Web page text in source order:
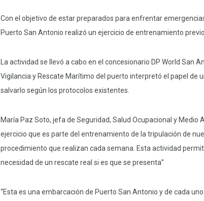
Con el objetivo de estar preparados para enfrentar
Puerto San Antonio realizó un ejercicio de entrenamiento
La actividad se llevó a cabo en el concesionario DP World San
Vigilancia y Rescate Marítimo del puerto interpretó el papel de
salvarlo según los protocolos existentes.
María Paz Soto, jefa de Seguridad, Salud Ocupacional y
ejercicio que es parte del entrenamiento de la tripulación de
procedimiento que realizan cada semana. Esta actividad
necesidad de un rescate real si es que se presenta”
“Esta es una embarcación de Puerto San Antonio y de cada